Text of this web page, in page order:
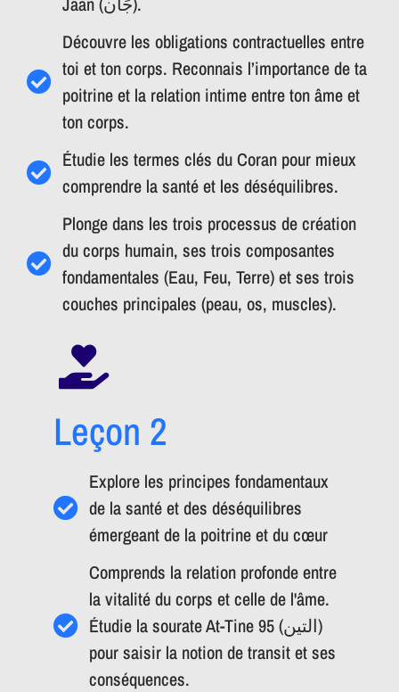
Découvre les obligations contractuelles entre
toi et ton corps. Reconnais l’importance de ta
poitrine et la relation intime entre ton âme et
ton corps.
Étudie les termes clés du Coran pour mieux
comprendre la santé et les déséquilibres.
Plonge dans les trois processus de création
du corps humain, ses trois composantes
fondamentales (Eau, Feu, Terre) et ses trois
couches principales (peau, os, muscles).
Leçon 2
Explore les principes fondamentaux
de la santé et des déséquilibres
émergeant de la poitrine et du cœur
Comprends la relation profonde entre
la vitalité du corps et celle de l'âme.
Étudie la sourate At-Tine 95 (التين)
pour saisir la notion de transit et ses
conséquences.